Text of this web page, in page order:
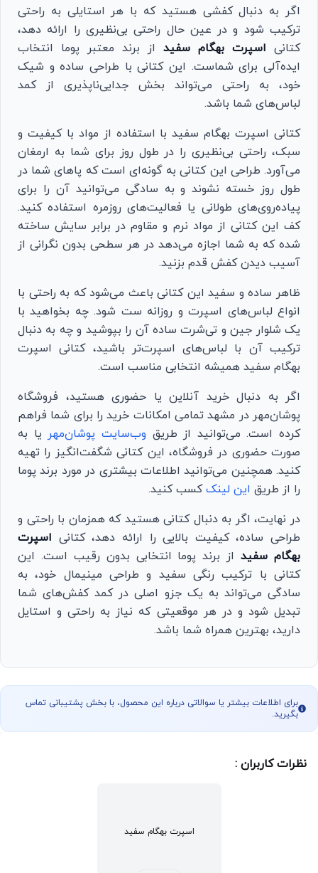
اگر به دنبال کفشی هستید که با هر استایلی به راحتی
ترکیب شود و در عین حال راحتی بی‌نظیری را ارائه دهد،
کتانی اسپرت بهگام سفید از برند معتبر پوما انتخاب
ایده‌آلی برای شماست. این کتانی با طراحی ساده و شیک
خود، به راحتی می‌تواند بخش جدایی‌ناپذیری از کمد
لباس‌های شما باشد.
کتانی اسپرت بهگام سفید با استفاده از مواد با کیفیت و
سبک، راحتی بی‌نظیری را در طول روز برای شما به ارمغان
می‌آورد. طراحی این کتانی به گونه‌ای است که پاهای شما در
طول روز خسته نشوند و به سادگی می‌توانید آن را برای
پیاده‌روی‌های طولانی یا فعالیت‌های روزمره استفاده کنید.
کف این کتانی از مواد نرم و مقاوم در برابر سایش ساخته
شده که به شما اجازه می‌دهد در هر سطحی بدون نگرانی از
آسیب دیدن کفش قدم بزنید.
ظاهر ساده و سفید این کتانی باعث می‌شود که به راحتی با
انواع لباس‌های اسپرت و روزانه ست شود. چه بخواهید با
یک شلوار جین و تی‌شرت ساده آن را بپوشید و چه به دنبال
ترکیب آن با لباس‌های اسپرت‌تر باشید، کتانی اسپرت
بهگام سفید همیشه انتخابی مناسب است.
اگر به دنبال خرید آنلاین یا حضوری هستید، فروشگاه
پوشان‌مهر در مشهد تمامی امکانات خرید را برای شما فراهم
کرده است. می‌توانید از طریق وب‌سایت پوشان‌مهر یا به
صورت حضوری در فروشگاه، این کتانی شگفت‌انگیز را تهیه
کنید. همچنین می‌توانید اطلاعات بیشتری در مورد برند پوما
را از طریق این لینککسب کنید.
در نهایت، اگر به دنبال کتانی هستید که همزمان با راحتی و
طراحی ساده، کیفیت بالایی را ارائه دهد، کتانی اسپرت
بهگام سفیداز برند پوما انتخابی بدون رقیب است. این
کتانی با ترکیب رنگی سفید و طراحی مینیمال خود، به
سادگی می‌تواند به یک جزو اصلی در کمد کفش‌های شما
تبدیل شود و در هر موقعیتی که نیاز به راحتی و استایل
دارید، بهترین همراه شما باشد.
برای اطلاعات بیشتر یا سوالاتی درباره این محصول، با بخش پشتیبانی تماس
بگیرید.
نظرات کاربران :
اسپرت بهگام سفید